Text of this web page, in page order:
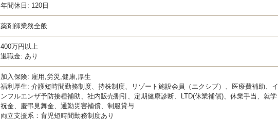
年間休日: 120日
薬剤師業務全般
400万円以上
退職金: あり
加入保険: 雇用,労災,健康,厚生
福利厚生: 介護短時間勤務制度、持株制度、リゾート施設会員（エクシブ）、医療費補助、イ
ンフルエンザ予防接種補助、社内販売割引、定期健康診断、LTD(休業補償)、休業手当、就学
祝金、慶弔見舞金、通勤災害補償、制服貸与
両立支援系：育児短時間勤務制度あり